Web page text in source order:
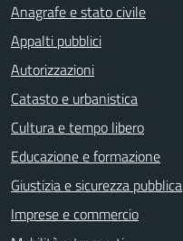
Anagrafe e stato civile
Appalti pubblici
Autorizzazioni
Catasto e urbanistica
Cultura e tempo libero
Educazione e formazione
Giustizia e sicurezza pubblica
Imprese e commercio